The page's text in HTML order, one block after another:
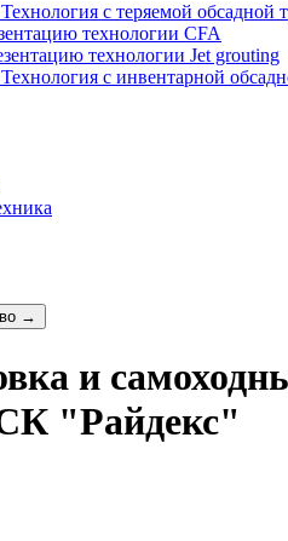
с теряемой обсадной
технологии CFA
технологии Jet grouting
с инвентарной
→
и
"Райдекс"